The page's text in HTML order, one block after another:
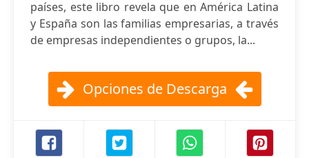
países, este libro revela que en América Latina
y España son las familias empresarias, a través
de empresas independientes o grupos, la...
Opciones de Descarga